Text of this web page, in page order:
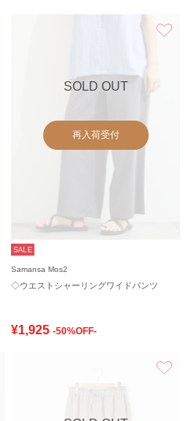
SOLD OUT
再入荷受付
SALE
Samansa Mos2
◇ウエストシャーリングワイドパンツ
¥1,925 -50%OFF-